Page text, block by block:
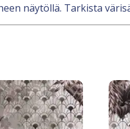
näytöllä. Tarkista